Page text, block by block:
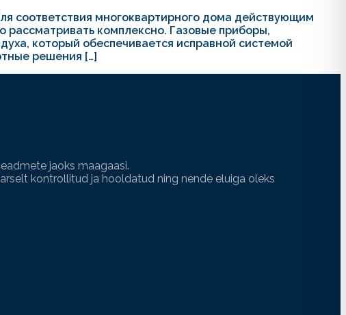
соответствия многоквартирного дома действующим
комплексно. Газовые приборы,
который обеспечивается исправной системой
решения […]
jaoks maagaasi.
kontrollitud ja hooldatud ning nende eluiga oleks